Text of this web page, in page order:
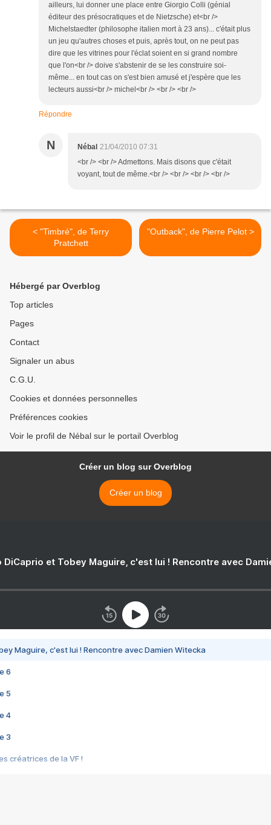
ailleurs, lui donner une place entre Giorgio Colli (génial
éditeur des présocratiques et de Nietzsche) et<br />
Michelstaedter (philosophe italien mort à 23 ans)... c'était plus
un jeu qu'autres choses et puis, après tout, on ne peut pas
dire que les vitrines pour l'éclat soient en si grand nombre
que l'on<br /> doive s'abstenir de se les construire soi-
même... en tout cas on s'est bien amusé et j'espère que les
lecteurs aussi<br /> michel<br /> <br /> <br />
Répondre
N Nébal 21/04/2010 07:31
<br /> <br /> Admettons. Mais disons que c'était
voyant, tout de même.<br /> <br /> <br /> <br />
< "Timbré", de Terry
Pratchett
"Outback", de Pierre Pelot >
Hébergé par Overblog
Top articles
Pages
Contact
Signaler un abus
C.G.U.
Cookies et données personnelles
Préférences cookies
Voir le profil de Nébal sur le portail Overblog
Créer un blog sur Overblog
Créer un blog
DiCaprio et Tobey Maguire, c'est lui ! Rencontre avec
Maguire, c'est lui ! Rencontre avec Damien Witecka
6
5
4
3
créatrices de la VF !